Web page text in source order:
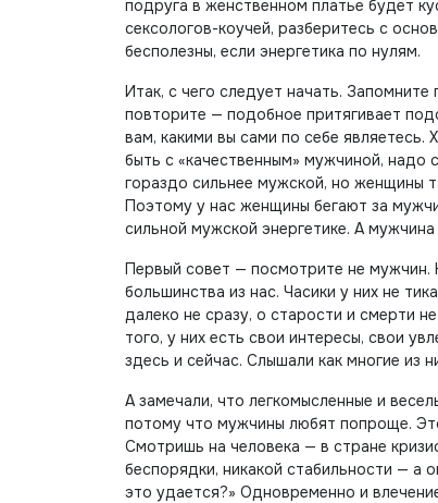
подруга в женственном платье будет
сексологов-коучей, разберитесь с
бесполезны, если энергетика по нулям.
Итак, с чего следует начать.
повторите — подобное притягивает
вам, какими вы сами по себе являетесь.
быть с «качественным» мужчиной, надо
гораздо сильнее мужской, но женщины
Поэтому у нас женщины бегают за
сильной мужской энергетике. А
Первый совет — посмотрите не мужчин.
большинства из нас. Часики у них не
далеко не сразу, о старости и смерти
того, у них есть свои интересы, свои
здесь и сейчас. Слышали как многие из
А замечали, что легкомысленные и
потому что мужчины любят попроще.
Смотришь на человека — в стране
беспорядки, никакой стабильности — а
это удается?» Одновременно и